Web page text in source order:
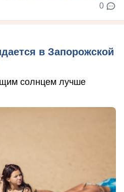
0
в Запорожской
солнцем лучше